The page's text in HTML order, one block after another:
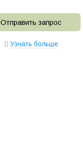
Отправить запрос
Узнать больше